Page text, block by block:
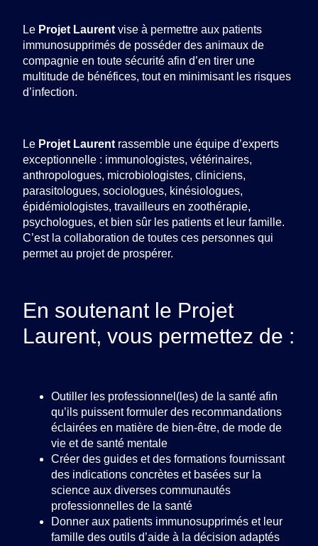
Le Projet Laurent vise à permettre aux patients
immunosupprimés de posséder des animaux de
compagnie en toute sécurité afin d’en tirer une
multitude de bénéfices, tout en minimisant les risques
d’infection.
Le Projet Laurent rassemble une équipe d’experts
exceptionnelle : immunologistes, vétérinaires,
anthropologues, microbiologistes, cliniciens,
parasitologues, sociologues, kinésiologues,
épidémiologistes, travailleurs en zoothérapie,
psychologues, et bien sûr les patients et leur famille.
C’est la collaboration de toutes ces personnes qui
permet au projet de prospérer.
En soutenant le Projet
Laurent, vous permettez de :
Outiller les professionnel(les) de la santé afin
qu’ils puissent formuler des recommandations
éclairées en matière de bien-être, de mode de
vie et de santé mentale
Créer des guides et des formations fournissant
des indications concrètes et basées sur la
science aux diverses communautés
professionnelles de la santé
Donner aux patients immunosupprimés et leur
famille des outils d’aide à la décision adaptés